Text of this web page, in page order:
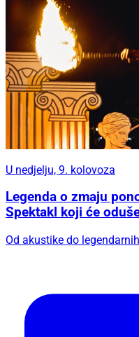
U nedjelju, 9. kolovoza
Legenda o zmaju
Spektakl koji će
Od akustike do